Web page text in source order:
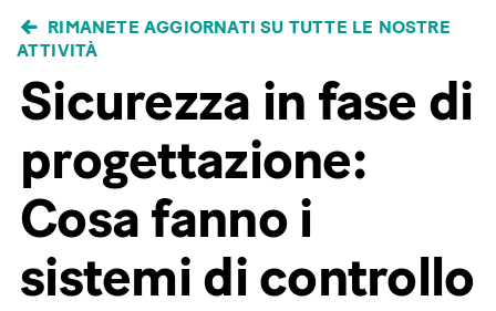
BRICIOLE
DI
PANE
RIMANETE AGGIORNATI SU TUTTE LE NOSTRE
ATTIVITÀ
Sicurezza in fase di
progettazione:
Cosa fanno i
sistemi di controllo